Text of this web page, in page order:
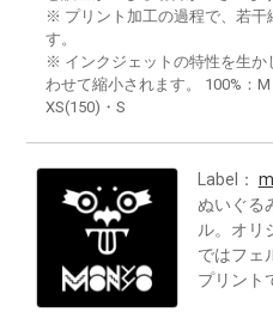
※ プリント加工の過程で、若干
す。
※ インクジェットの特性を生か
わせて縮小されます。 100%：M
XS(150)・S
Label：
ぬいぐる
ル。オリ
ではフェ
プリント